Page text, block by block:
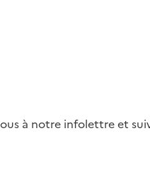
à notre infolettre et